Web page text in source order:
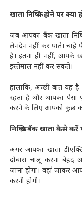
खाता निष्क्रिय होने पर क्या
जब आपका बैंक खाता
लेनदेन नहीं कर पाते। चाहे
है। इतना ही नहीं, आपके
इस्तेमाल नहीं कर सकते।
हालांकि, अच्छी बात यह
रहता है और आपका पैसा
करने के लिए आपको कुछ
निष्क्रिय बैंक खाता कैसे करें
अगर आपका खाता
दोबारा चालू करना
जाना होगा। वहां जाकर
करनी होगी।